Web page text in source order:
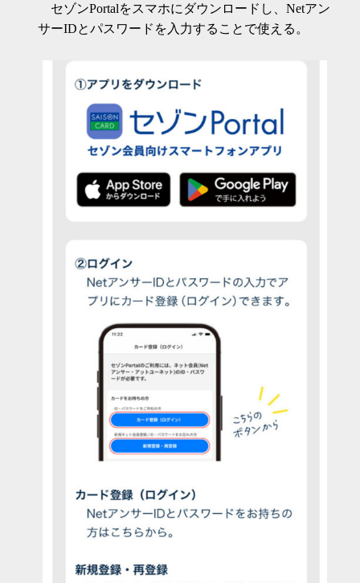
セゾンPortalをスマホにダウンロードし、Netアン
サーIDとパスワードを入力することで使える。